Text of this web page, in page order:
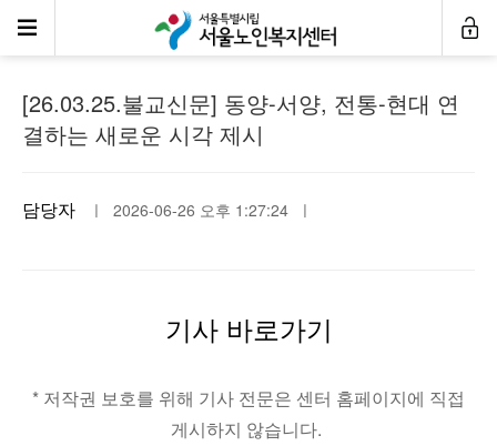
언론속센터
[26.03.25.불교신문] 동양-서양, 전통-현대 연
결하는 새로운 시각 제시
담당자 ㅣ 2026-06-26 오후 1:27:24 ㅣ
기사 바로가기
* 저작권 보호를 위해 기사 전문은 센터 홈페이지에 직접
게시하지 않습니다.